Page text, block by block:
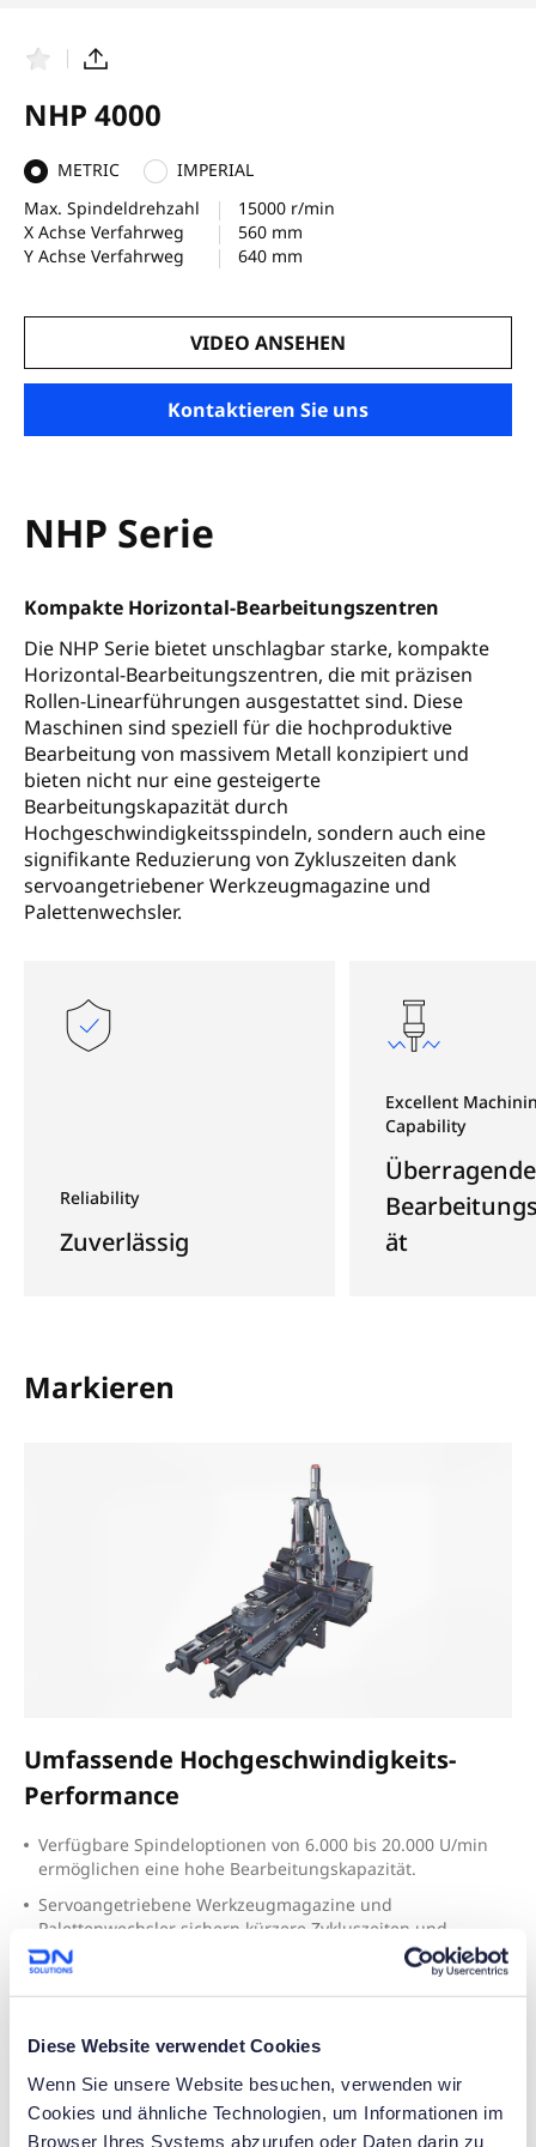
Diese Website verwendet Cookies
Wenn Sie unsere Website besuchen, verwenden wir
Cookies und ähnliche Technologien, um Informationen im
Browser Ihres Systems abzurufen oder Daten darin zu
v
o
i
t
e
n
T
l
n
NHP 4000
METRIC
IMPERIAL
Max. Spindeldrehzahl
15000 r/min
X Achse Verfahrweg
560 mm
Y Achse Verfahrweg
640 mm
VIDEO ANSEHEN
Kontaktieren Sie uns
NHP Serie
Kompakte Horizontal-Bearbeitungszentren
Die NHP Serie bietet unschlagbar starke, kompakte
Horizontal-Bearbeitungszentren, die mit präzisen
Rollen-Linearführungen ausgestattet sind. Diese
Maschinen sind speziell für die hochproduktive
Bearbeitung von massivem Metall konzipiert und
bieten nicht nur eine gesteigerte
Bearbeitungskapazität durch
Hochgeschwindigkeitsspindeln, sondern auch eine
signifikante Reduzierung von Zykluszeiten dank
servoangetriebener Werkzeugmagazine und
Palettenwechsler.
Reliability
Zuverlässig
Excellent
Capability
Überragende
ät
Markieren
Umfassende Hochgeschwindigkeits-
Performance
Verfügbare Spindeloptionen von 6.000 bis 20.000 U/min
ermöglichen eine hohe Bearbeitungskapazität.
Servoangetriebene Werkzeugmagazine und
Palettenwechsler sichern kürzere Zykluszeiten und
erhöhte Betriebszuverlässigkeit.